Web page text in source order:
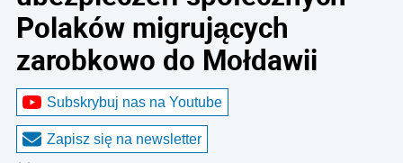
Polaków migrujących
zarobkowo do Mołdawii
Subskrybuj nas na Youtube
Zapisz się na newsletter